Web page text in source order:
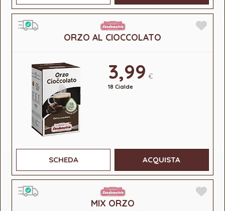
ORZO AL CIOCCOLATO
3,99 €
18 Cialde
SCHEDA ACQUISTA
MIX ORZO